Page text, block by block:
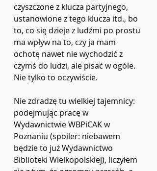
czyszczone z klucza partyjnego,
ustanowione z tego klucza itd., bo
to, co się dzieje z ludźmi po prostu
ma wpływ na to, czy ja mam
ochotę nawet nie wychodzić z
czymś do ludzi, ale pisać w ogóle.
Nie tylko to oczywiście.
Nie zdradzę tu wielkiej tajemnicy:
podejmując pracę w
Wydawnictwie WBPiCAK w
Poznaniu (spoiler: niebawem
będzie to już Wydawnictwo
Biblioteki Wielkopolskiej), liczyłem